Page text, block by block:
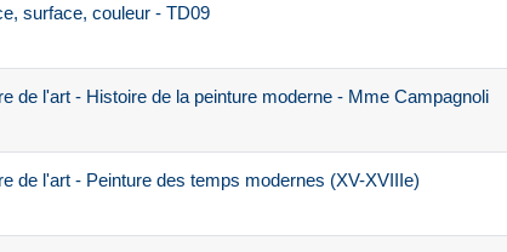
surface, couleur - TD09
de l'art - Histoire de la peinture moderne - Mme Campagnoli
de l'art - Peinture des temps modernes (XV-XVIIIe)